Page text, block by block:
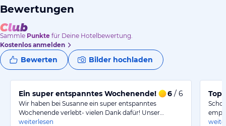
Bewertungen
Sammle Punkte für Deine Hotelbewertung.
Kostenlos anmelden
Bewerten Bilder hochladen
Ein super entspanntes Wochenende! 6 / 6
Wir haben bei Susanne ein super entspanntes
Wochenende verlebt- vielen Dank dafür! Unser…
weiterlesen
Top